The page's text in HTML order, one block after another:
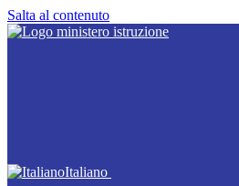
Salta al contenuto
Italiano